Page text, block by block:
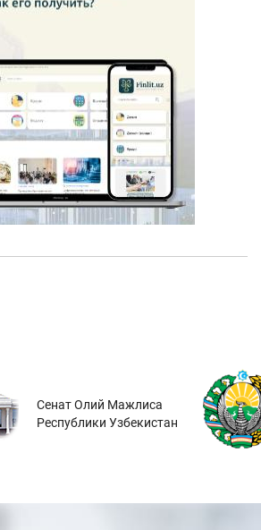
Сенат Олий Мажлиса
Республики Узбекистан